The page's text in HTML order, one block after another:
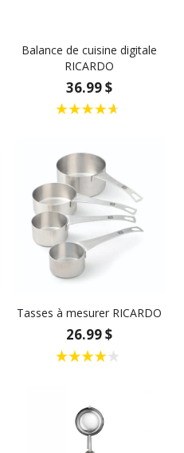
Balance de cuisine digitale
RICARDO
36.99 $
Tasses à mesurer RICARDO
26.99 $